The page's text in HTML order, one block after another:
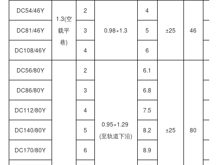
DC54/46Y
1.3(空
载平
巷)
2
0.98×1.3
4
±25 46
DC81/46Y 3 5
DC108/46Y 4 6
DC56/80Y 2
0.95×1.29
(至轨道下沿)
6.1
±25 80
DC86/80Y 3 6.8
DC112/80Y 4 7.5
DC140/80Y 5 8.2
DC170/80Y 6 8.9